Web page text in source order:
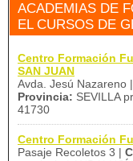
ACADEMIAS DE
EL CURSOS DE
Centro Formación
SAN JUAN
Avda. Jesú Nazareno |
Provincia: SEVILLA
41730
Centro Formación
Pasaje Recoletos 3 |